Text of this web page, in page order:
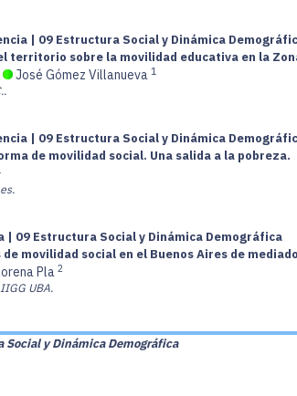
| 09 Estructura Social y Dinámica
territorio sobre la movilidad educativa en la
José Gómez Villanueva 1
| 09 Estructura Social y Dinámica
de movilidad social. Una salida a la pobreza.
| 09 Estructura Social y Dinámica Demográfica
movilidad social en el Buenos Aires de
Pla 2
UBA.
Social y Dinámica Demográfica